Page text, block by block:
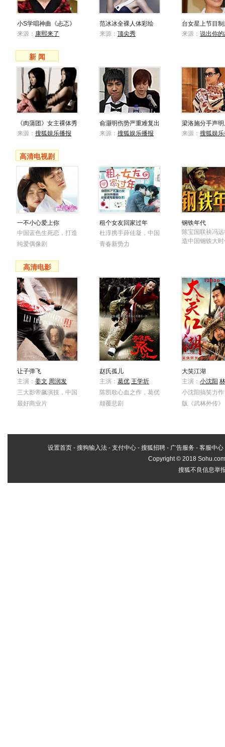
小S学唱神曲《忐忑》
来源： 康熙来了
范冰冰全裸人体彩绘
来源： 顶尖秀
台女星上节目
来源： 说出你
新 闻
《肉蒲团》女主裸体秀
来源： 搜狐娱乐播报
俞灏明伤势严重难复出
来源： 搜狐娱乐播报
梁洛施分手声
来源： 搜狐娱
高清电视剧
一不小心爱上你
中国蓝色生死恋，打造
纯爱偶像剧
租个女友回家过年
杜淳携手薛佳凝，中国
青春新势力
钢铁年代
陈宝国联袂冯
造中国钢铁大时
高清电影
让子弹飞
主演： 姜文 周润发
三大影帝飙演技，中国
最好商业片
赵氏孤儿
主演： 葛优 王学圻
陈凯歌心血之作，葛优
颠覆悲剧
大笑江湖
主演： 小沈阳
小沈阳搞笑力
版《武林外传》
设置首页 - 搜狗输入法 - 支付中心 - 搜狐招聘 - 广告服务 - 客服中心
Copyright©2018
搜狐不良信息举